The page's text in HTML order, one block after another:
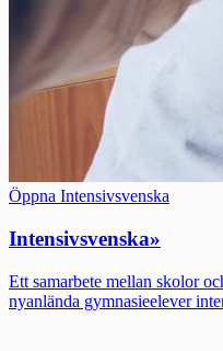
Öppna Intensivsvenska
Intensivsvenska»
Ett samarbete mellan skolor
nyanlända gymnasieelever